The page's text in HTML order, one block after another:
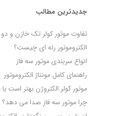
جدیدترین مطالب
تفاوت موتور کولر تک خازن و
الکتروموتور رله‌ ای چیست؟
انواع سربندی موتور سه فاز
راهنمای کامل مونتاژ الکتروموتور
موتور کولر الکتروژن بهتر است
چرا موتور سه فاز صدا می‌ دهد؟